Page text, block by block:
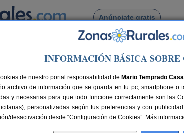
Anúnciate gratis
Busca por pueblo
> Castilla-La Mancha
jacuzzi en Castilla-La Mancha
en Castilla-La Manchason una buena elección, una
y vive una estancia mágica e inolvidable para
con sauna en Castilla-La Mancha
. Elige un destino con
INFORMACIÓN BÁSICA SOBRE
de nuestro portal responsabilidad de Mario Temprado
archivo de información que se guarda en tu pc, smartphone
y necesarias para que todo funcione correctamente son las
personalizadas según tus preferencias y con
desactivación desde “Configuración de Cookies”. Más